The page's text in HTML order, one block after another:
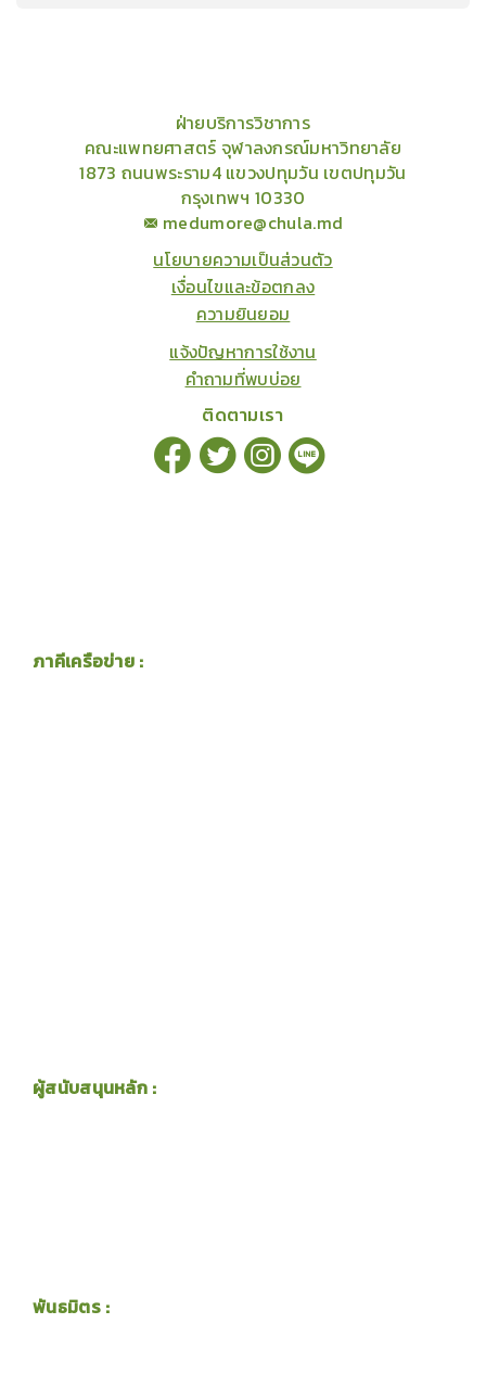
ฝ่ายบริการวิชาการ
คณะแพทยศาสตร์ จุฬาลงกรณ์มหาวิทยาลัย
1873 ถนนพระราม4 แขวงปทุมวัน เขตปทุมวัน
กรุงเทพฯ 10330
medumore@chula.md
นโยบายความเป็นส่วนตัว
เงื่อนไขและข้อตกลง
ความยินยอม
แจ้งปัญหาการใช้งาน
คำถามที่พบบ่อย
ติดตามเรา
ภาคีเครือข่าย :
ผู้สนับสนุนหลัก :
พันธมิตร :